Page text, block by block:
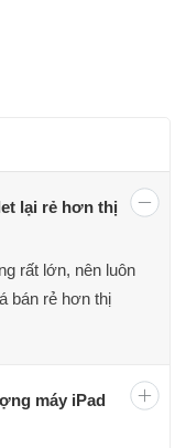
lại rẻ hơn thị
rất lớn, nên luôn
bán rẻ hơn thị
máy iPad